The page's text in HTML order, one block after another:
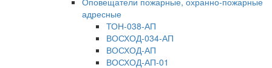
адресные
ТОН-038-АП
ВОСХОД-034-АП
ВОСХОД-АП
ВОСХОД-АП-01